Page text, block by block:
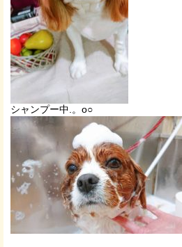
シャンプー中.。o○